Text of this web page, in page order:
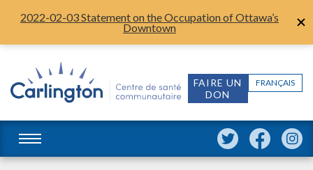
2022-02-03 Statement on the Occupation of Ottawa’s
Downtown
FRANÇAIS
FAIRE UN
DON